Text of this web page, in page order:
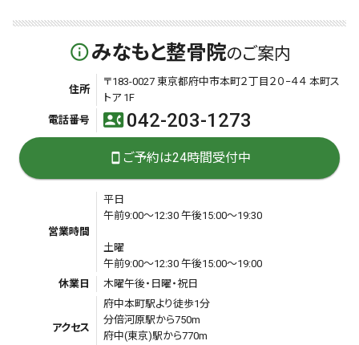
info_outlineみなもと整骨院のご案内
住所
〒183-0027 東京都府中市本町２丁目２０−４４ 本町ス
トア 1F
電話番号
contact_phone 042-203-1273
smartphone ご予約は24時間受付中
営業時間
平日
午前9:00〜12:30 午後15:00〜19:30
土曜
午前9:00〜12:30 午後15:00〜19:00
休業日
木曜午後・日曜・祝日
アクセス
府中本町駅より徒歩1分
分倍河原駅から750m
府中(東京)駅から770m